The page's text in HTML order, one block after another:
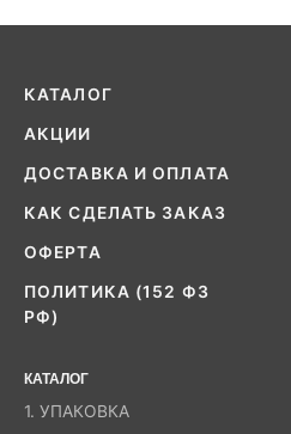
КАТАЛОГ
АКЦИИ
ДОСТАВКА И ОПЛАТА
КАК СДЕЛАТЬ ЗАКАЗ
ОФЕРТА
ПОЛИТИКА (152 ФЗ
РФ)
КАТАЛОГ
1. УПАКОВКА